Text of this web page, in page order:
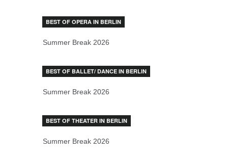
BEST OF OPERA IN BERLIN
Summer Break 2026
BEST OF BALLET/ DANCE IN BERLIN
Summer Break 2026
BEST OF THEATER IN BERLIN
Summer Break 2026